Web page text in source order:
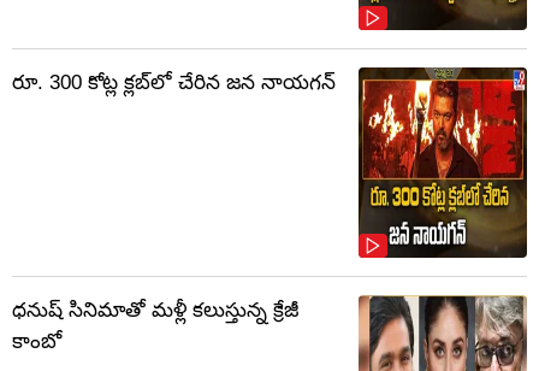
రూ. 300 కోట్ల క్లబ్‌లో చేరిన జన నాయగన్
ధనుష్ సినిమాతో మళ్లీ కలుస్తున్న క్రేజీ
కాంబో